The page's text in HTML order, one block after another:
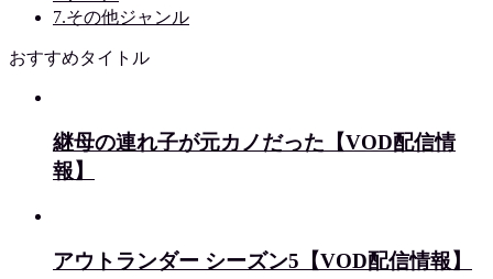
7.その他ジャンル
おすすめタイトル
継母の連れ子が元カノだった【VOD配信情
報】
アウトランダー シーズン5【VOD配信情報】